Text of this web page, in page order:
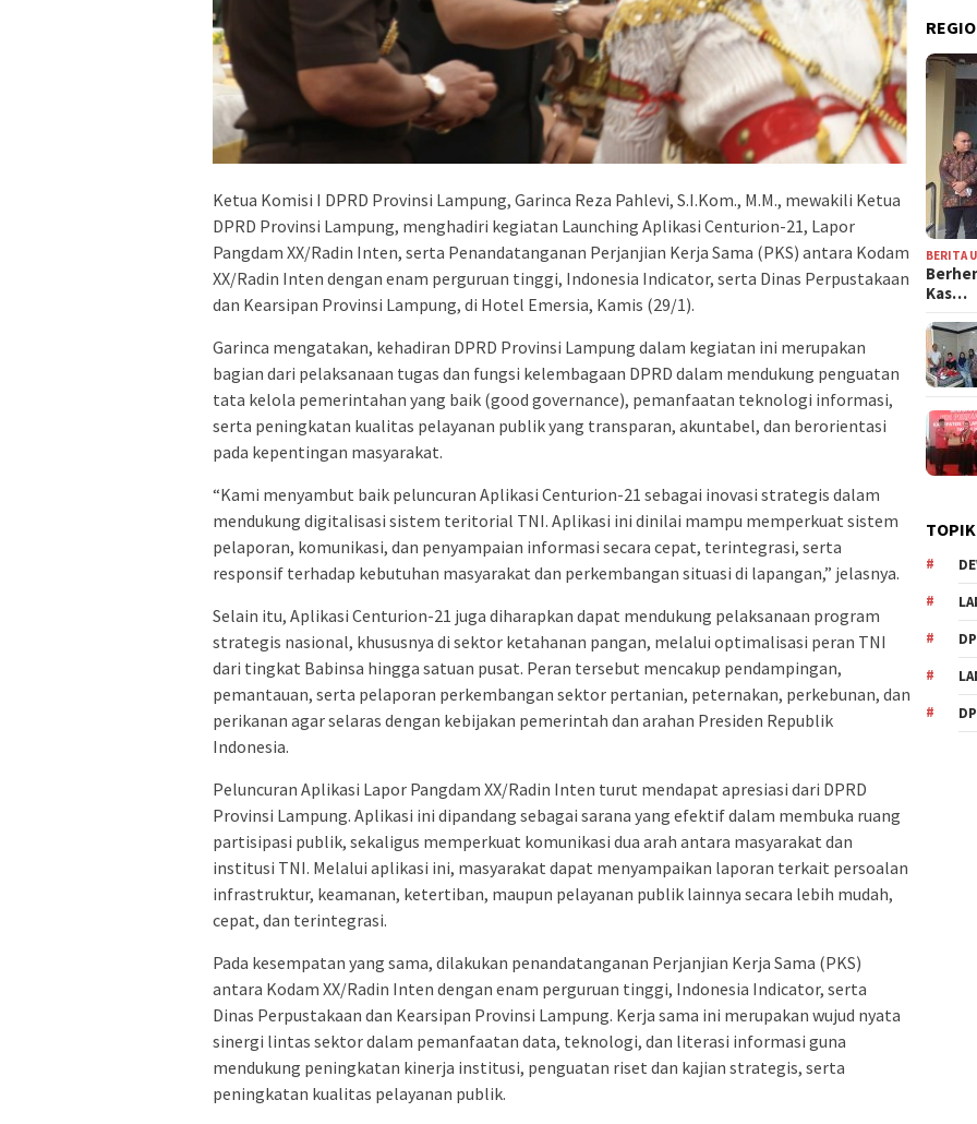
Ketua Komisi I DPRD Provinsi Lampung, Garinca Reza Pahlevi, S.I.Kom., M.M., mewakili Ketua
DPRD Provinsi Lampung, menghadiri kegiatan Launching Aplikasi Centurion-21, Lapor
Pangdam XX/Radin Inten, serta Penandatanganan Perjanjian Kerja Sama (PKS) antara Kodam
XX/Radin Inten dengan enam perguruan tinggi, Indonesia Indicator, serta Dinas Perpustakaan
dan Kearsipan Provinsi Lampung, di Hotel Emersia, Kamis (29/1).
Garinca mengatakan, kehadiran DPRD Provinsi Lampung dalam kegiatan ini merupakan
bagian dari pelaksanaan tugas dan fungsi kelembagaan DPRD dalam mendukung penguatan
tata kelola pemerintahan yang baik (good governance), pemanfaatan teknologi informasi,
serta peningkatan kualitas pelayanan publik yang transparan, akuntabel, dan berorientasi
pada kepentingan masyarakat.
“Kami menyambut baik peluncuran Aplikasi Centurion-21 sebagai inovasi strategis dalam
mendukung digitalisasi sistem teritorial TNI. Aplikasi ini dinilai mampu memperkuat sistem
pelaporan, komunikasi, dan penyampaian informasi secara cepat, terintegrasi, serta
responsif terhadap kebutuhan masyarakat dan perkembangan situasi di lapangan,” jelasnya.
Selain itu, Aplikasi Centurion-21 juga diharapkan dapat mendukung pelaksanaan program
strategis nasional, khususnya di sektor ketahanan pangan, melalui optimalisasi peran TNI
dari tingkat Babinsa hingga satuan pusat. Peran tersebut mencakup pendampingan,
pemantauan, serta pelaporan perkembangan sektor pertanian, peternakan, perkebunan, dan
perikanan agar selaras dengan kebijakan pemerintah dan arahan Presiden Republik
Indonesia.
Peluncuran Aplikasi Lapor Pangdam XX/Radin Inten turut mendapat apresiasi dari DPRD
Provinsi Lampung. Aplikasi ini dipandang sebagai sarana yang efektif dalam membuka ruang
partisipasi publik, sekaligus memperkuat komunikasi dua arah antara masyarakat dan
institusi TNI. Melalui aplikasi ini, masyarakat dapat menyampaikan laporan terkait persoalan
infrastruktur, keamanan, ketertiban, maupun pelayanan publik lainnya secara lebih mudah,
cepat, dan terintegrasi.
Pada kesempatan yang sama, dilakukan penandatanganan Perjanjian Kerja Sama (PKS)
antara Kodam XX/Radin Inten dengan enam perguruan tinggi, Indonesia Indicator, serta
Dinas Perpustakaan dan Kearsipan Provinsi Lampung. Kerja sama ini merupakan wujud nyata
sinergi lintas sektor dalam pemanfaatan data, teknologi, dan literasi informasi guna
mendukung peningkatan kinerja institusi, penguatan riset dan kajian strategis, serta
peningkatan kualitas pelayanan publik.
BERITA
Kas…